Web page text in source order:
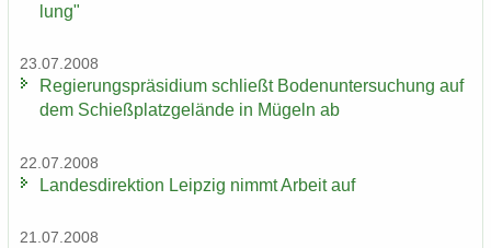
lung"
23.07.2008
Re­gie­rungs­prä­si­di­um schließt Bo­den­un­ter­su­chung auf
dem Schieß­platz­ge­län­de in Mü­geln ab
22.07.2008
Lan­des­di­rek­ti­on Leip­zig nimmt Ar­beit auf
21.07.2008